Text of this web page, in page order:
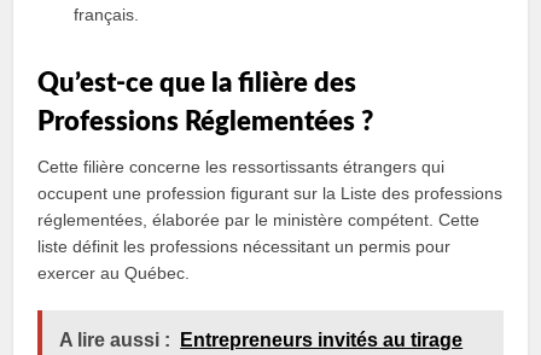
français.
Qu’est-ce que la filière des
Professions Réglementées ?
Cette filière concerne les ressortissants étrangers qui
occupent une profession figurant sur la Liste des professions
réglementées, élaborée par le ministère compétent. Cette
liste définit les professions nécessitant un permis pour
exercer au Québec.
A lire aussi :
Entrepreneurs invités au tirage